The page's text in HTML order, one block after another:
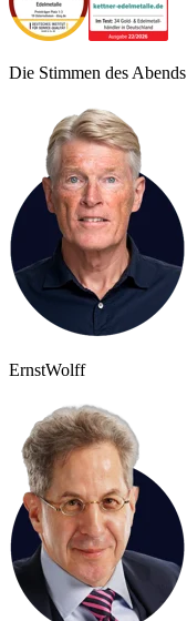
Die Stimmen des Abends
ErnstWolff